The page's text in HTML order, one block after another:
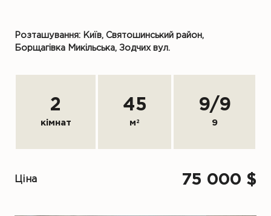
Розташування: Київ, Святошинський район,
Борщагівка Микільська, Зодчих вул.
2
кімнат
45
м 2
9/9
9
Ціна 75 000 $